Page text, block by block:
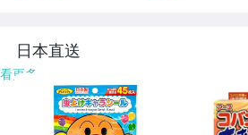
日本直送
看更多